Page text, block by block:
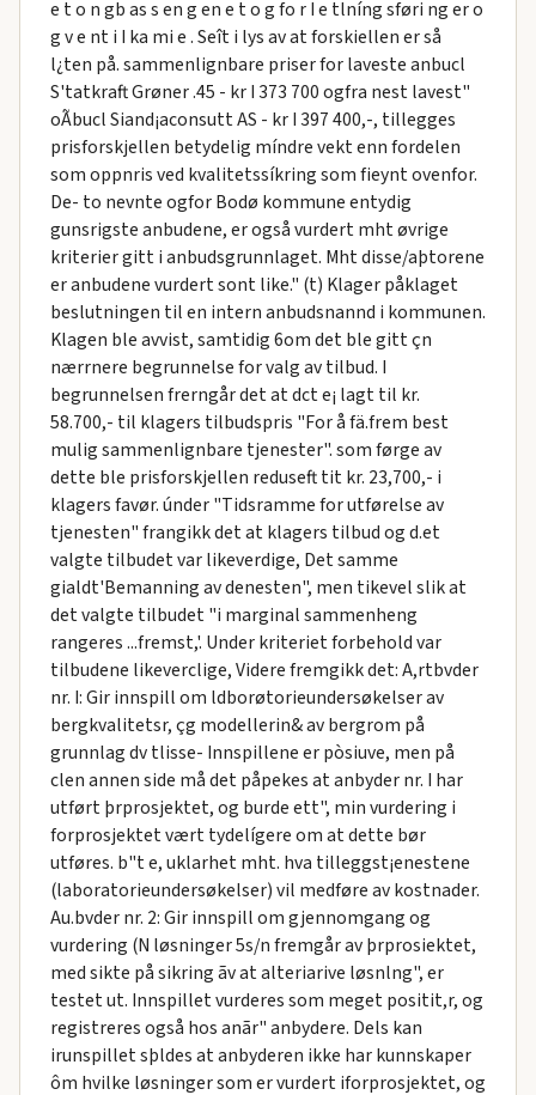
e t o n gb as s en g en e t o g fo r I e tlníng sføri ng er o
g v e nt i I ka mi e . Seît i lys av at forskiellen er så
l¿ten på. sammenlignbare priser for laveste anbucl
S'tatkraft Grøner .45 - kr I 373 700 ogfra nest lavest"
oÃbucl Siand¡aconsutt AS - kr I 397 400,-, tillegges
prisforskjellen betydelig míndre vekt enn fordelen
som oppnris ved kvalitetssíkring som fieynt ovenfor.
De- to nevnte ogfor Bodø kommune entydig
gunsrigste anbudene, er også vurdert mht øvrige
kriterier gitt i anbudsgrunnlaget. Mht disse/aþtorene
er anbudene vurdert sont like." (t) Klager påklaget
beslutningen til en intern anbudsnannd i kommunen.
Klagen ble avvist, samtidig 6om det ble gitt çn
nærrnere begrunnelse for valg av tilbud. I
begrunnelsen frerngår det at dct e¡ lagt til kr.
58.700,- til klagers tilbudspris "For å fä.frem best
mulig sammenlignbare tjenester". som førge av
dette ble prisforskjellen reduseft tit kr. 23,700,- i
klagers favør. únder "Tidsramme for utførelse av
tjenesten" frangikk det at klagers tilbud og d.et
valgte tilbudet var likeverdige, Det samme
gialdt'Bemanning av denesten", men tikevel slik at
det valgte tilbudet "i marginal sammenheng
rangeres ...fremst,'. Under kriteriet forbehold var
tilbudene likeverclige, Videre fremgikk det: A,rtbvder
nr. I: Gir innspill om ldborøtorieundersøkelser av
bergkvalitetsr, çg modellerin& av bergrom på
grunnlag dv tlisse- Innspillene er pòsiuve, men på
clen annen side må det påpekes at anbyder nr. I har
utført þrprosjektet, og burde ett", min vurdering i
forprosjektet vært tydelígere om at dette bør
utføres. b"t e, uklarhet mht. hva tilleggst¡enestene
(laboratorieundersøkelser) vil medføre av kostnader.
Au.bvder nr. 2: Gir innspill om gjennomgang og
vurdering (N løsninger 5s/n fremgår av þrprosiektet,
med sikte på sikring ãv at alteriarive løsnlng", er
testet ut. Innspillet vurderes som meget positit,r, og
registreres også hos anãr" anbydere. Dels kan
irunspillet sþldes at anbyderen ikke har kunnskaper
ôm hvilke løsninger som er vurdert iforprosjektet, og